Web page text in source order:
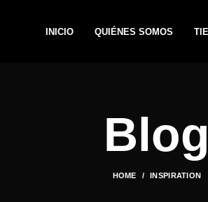
INICIO QUIÉNES SOMOS
Blog
HOME INSPIRATION